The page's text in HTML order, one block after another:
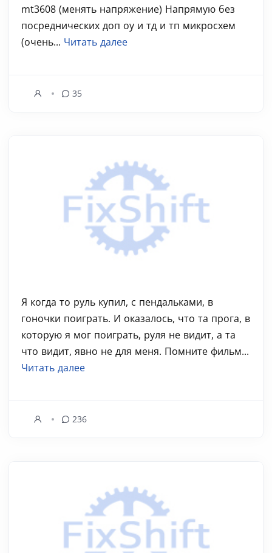
mt3608 (менять напряжение) Напрямую без
посреднических доп оу и тд и тп микросхем
(очень... Читать далее
35
Я когда то руль купил, с пендальками, в
гоночки поиграть. И оказалось, что та прога, в
которую я мог поиграть, руля не видит, а та
что видит, явно не для меня. Помните фильм...
Читать далее
236